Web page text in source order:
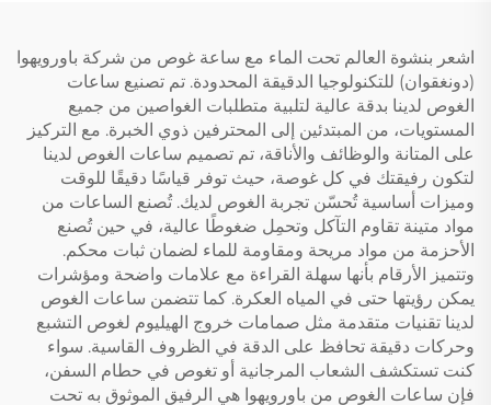
اشعر بنشوة العالم تحت الماء مع ساعة غوص من شركة باورويهوا
(دونغقوان) للتكنولوجيا الدقيقة المحدودة. تم تصنيع ساعات
الغوص لدينا بدقة عالية لتلبية متطلبات الغواصين من جميع
المستويات، من المبتدئين إلى المحترفين ذوي الخبرة. مع التركيز
على المتانة والوظائف والأناقة، تم تصميم ساعات الغوص لدينا
لتكون رفيقتك في كل غوصة، حيث توفر قياسًا دقيقًا للوقت
وميزات أساسية تُحسّن تجربة الغوص لديك. تُصنع الساعات من
مواد متينة تقاوم التآكل وتحمِل ضغوطًا عالية، في حين تُصنع
الأحزمة من مواد مريحة ومقاومة للماء لضمان ثبات محكم.
وتتميز الأرقام بأنها سهلة القراءة مع علامات واضحة ومؤشرات
يمكن رؤيتها حتى في المياه العكرة. كما تتضمن ساعات الغوص
لدينا تقنيات متقدمة مثل صمامات خروج الهيليوم لغوص التشبع
وحركات دقيقة تحافظ على الدقة في الظروف القاسية. سواء
كنت تستكشف الشعاب المرجانية أو تغوص في حطام السفن،
فإن ساعات الغوص من باورويهوا هي الرفيق الموثوق به تحت